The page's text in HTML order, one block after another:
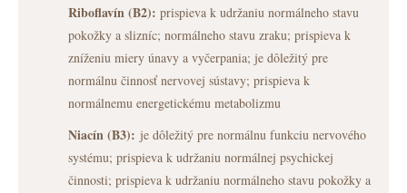
Riboflavín (B2): prispieva k udržaniu normálneho stavu
pokožky a slizníc; normálneho stavu zraku; prispieva k
zníženiu miery únavy a vyčerpania; je dôležitý pre
normálnu činnosť nervovej sústavy; prispieva k
normálnemu energetickému metabolizmu
Niacín (B3): je dôležitý pre normálnu funkciu nervového
systému; prispieva k udržaniu normálnej psychickej
činnosti; prispieva k udržaniu normálneho stavu pokožky a